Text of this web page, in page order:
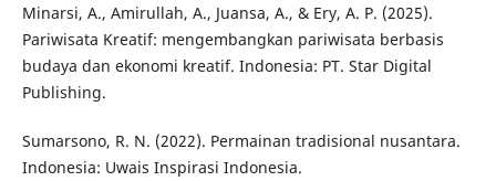
Minarsi, A., Amirullah, A., Juansa, A., & Ery, A. P. (2025).
Pariwisata Kreatif: mengembangkan pariwisata berbasis
budaya dan ekonomi kreatif. Indonesia: PT. Star Digital
Publishing.
Sumarsono, R. N. (2022). Permainan tradisional nusantara.
Indonesia: Uwais Inspirasi Indonesia.